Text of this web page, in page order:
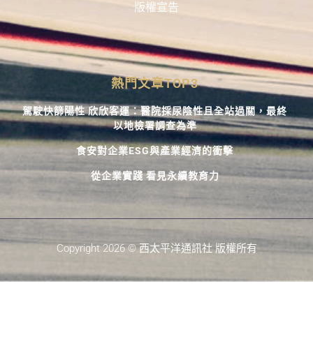
版權宣告
熱門文章TOP3
駕駛快篩陽性 欣欣客運：醫院採尿陰性且全站過關，最終
以地檢署調查為準
食安對企業ESG與產業經濟的衝擊
從企業實踐 看見永續教育力
Copyright 2026 © 西太平洋通訊社 版權所有